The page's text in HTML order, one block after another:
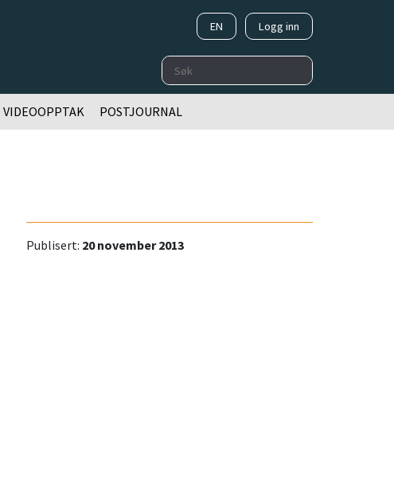
EN Logg inn
VIDEOOPPTAK POSTJOURNAL
Publisert: 20 november 2013